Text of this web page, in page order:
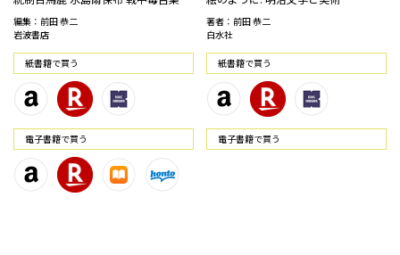
編集：前田 恭二
岩波書店
紙書籍で買う
電⼦書籍で買う
著者：前田 恭二
白水社
紙書籍で買う
電⼦書籍で買う